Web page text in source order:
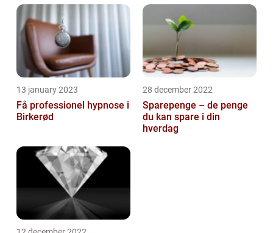
13 january 2023
Få professionel hypnose i
Birkerød
28 december 2022
Sparepenge – de penge
du kan spare i din
hverdag